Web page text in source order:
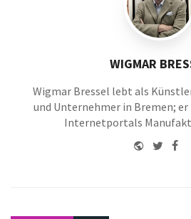
WIGMAR
Wigmar Bressel lebt als
und Unternehmer in Bremen; er
Internetportals
WebsiteTwitter